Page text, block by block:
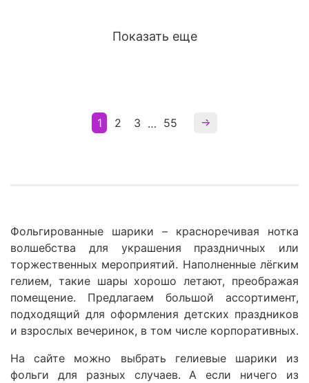
Показать еще
1 2 3 … 55
Фольгированные шарики – красноречивая нотка
волшебства для украшения праздничных или
торжественных мероприятий. Наполненные лёгким
гелием, такие шары хорошо летают, преображая
помещение. Предлагаем большой ассортимент,
подходящий для оформления детских праздников
и взрослых вечеринок, в том числе корпоративных.
На сайте можно выбрать гелиевые шарики из
фольги для разных случаев. А если ничего из